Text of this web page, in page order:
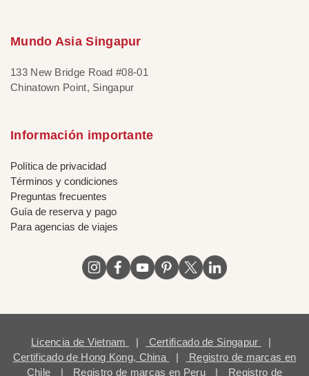
Mundo Asia Singapur
133 New Bridge Road #08-01
Chinatown Point, Singapur
Información importante
Política de privacidad
Términos y condiciones
Preguntas frecuentes
Guía de reserva y pago
Para agencias de viajes
Licencia de Vietnam | Certificado de Singapur
|
Certificado de Hong Kong, China
|
Registro de marcas en
Chile
| Registro de marcas en Peru | Registro de